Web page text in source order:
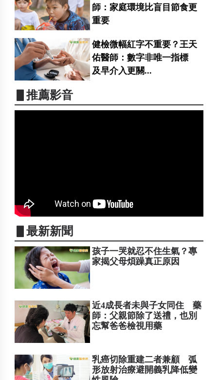
師：家庭環境比盲目節食更
重要
健檢微幅紅字不重要？王天
佑醫師：數字非唯一指標
及早介入更關...
▋推薦影音
▋最新新聞
孩子一哭就忍不住生氣？專
家揭父母煩躁真正原因
近4成長者未與子女同住 藥
師：父親節除了送禮，也別
忘幫爸爸檢視用藥
乳癌切除重建二者兼顧 弧
形放射治療避開義乳降低變